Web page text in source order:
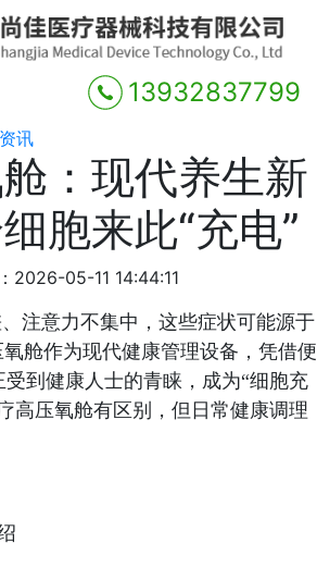
13932837799
讯
：现代养生新
胞来此“充电”
2026-05-11 14:44:11
注意力不集中，这些症状可能源于
舱作为现代健康管理设备，凭借便
到健康人士的青睐，成为“细胞充
高压氧舱有区别，但日常健康调理